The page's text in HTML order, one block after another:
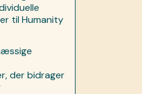
til Humanity
der bidrager